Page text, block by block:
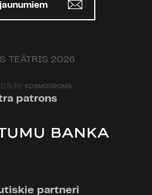
TEĀTRIS 2026
patrons
partneri